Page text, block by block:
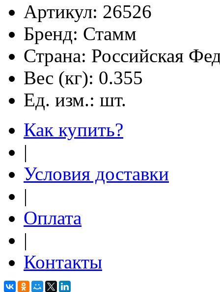
Артикул: 26526
Бренд: Стамм
Страна: Российская
Вес (кг): 0.355
Ед. изм.: шт.
Как купить?
|
Условия доставки
|
Оплата
|
Контакты